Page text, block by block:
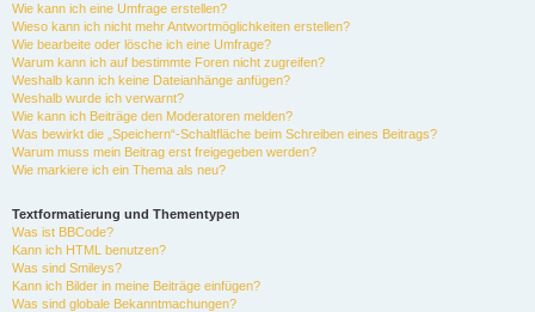
Wie kann ich eine Umfrage erstellen?
Wieso kann ich nicht mehr Antwortmöglichkeiten erstellen?
Wie bearbeite oder lösche ich eine Umfrage?
Warum kann ich auf bestimmte Foren nicht zugreifen?
Weshalb kann ich keine Dateianhänge anfügen?
Weshalb wurde ich verwarnt?
Wie kann ich Beiträge den Moderatoren melden?
Was bewirkt die „Speichern“-Schaltfläche beim Schreiben eines Beitrags?
Warum muss mein Beitrag erst freigegeben werden?
Wie markiere ich ein Thema als neu?
Textformatierung und Thementypen
Was ist BBCode?
Kann ich HTML benutzen?
Was sind Smileys?
Kann ich Bilder in meine Beiträge einfügen?
Was sind globale Bekanntmachungen?